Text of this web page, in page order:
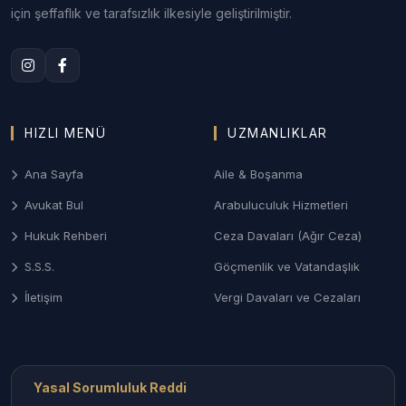
Aile Mahkemeleri nezdinde sonuç odaklı savunma.
3. Batman Ceza ve Ağır Ceza Savunması
aşamasından itibaren haklarınızı koruyan etkin
4. Gayrimenkul ve Tarım Hukuku
Hasankeyf gibi tarihi dönüşüm alanlarındaki
paylaşımı ve kadastro uyuşmazlıklarının çözümü.
Batman’ın her noktasındaki uzman hukukçulara
ulaşabilirsiniz:
için şeffaflık ve tarafsızlık ilkesiyle geliştirilmiştir.
HIZLI MENÜ
Ana Sayfa
Avukat Bul
Hukuk Rehberi
S.S.S.
İletişim
UZMANLIKLAR
Aile & Boşanma
Arabuluculuk Hizmetleri
Ceza Davaları (Ağır Ceza)
Göçmenlik ve Vatandaşlık
Vergi Davaları ve Cezaları
Yasal Sorumluluk Reddi